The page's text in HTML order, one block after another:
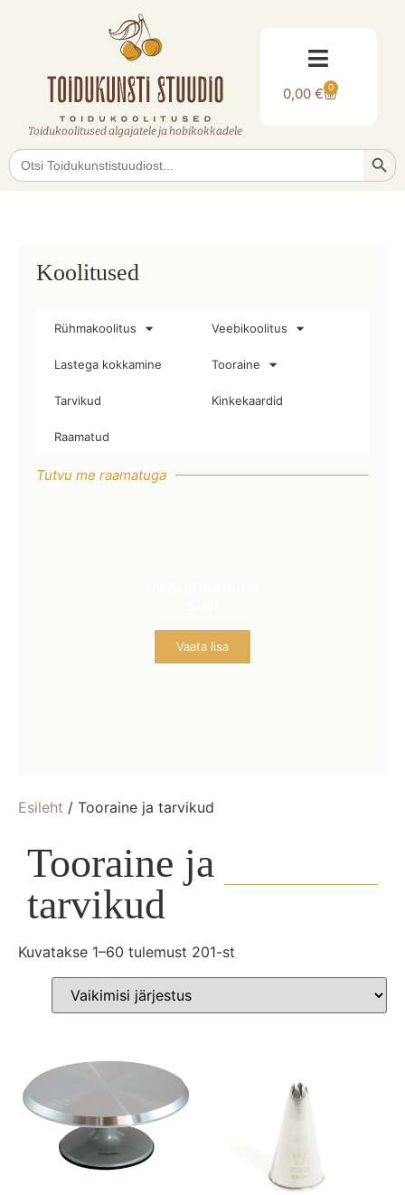
Toidukoolitused algajatele ja hobikokkadele
0,00€ 0
Search
for:
Koolitused
Rühmakoolitus Veebikoolitus
Lastega kokkamine Tooraine
Tarvikud Kinkekaardid
Raamatud
Tutvu me raamatuga
Vaata lisa
Esileht / Tooraine ja tarvikud
Tooraine ja
tarvikud
Kuvatakse 1–60 tulemust 201-st